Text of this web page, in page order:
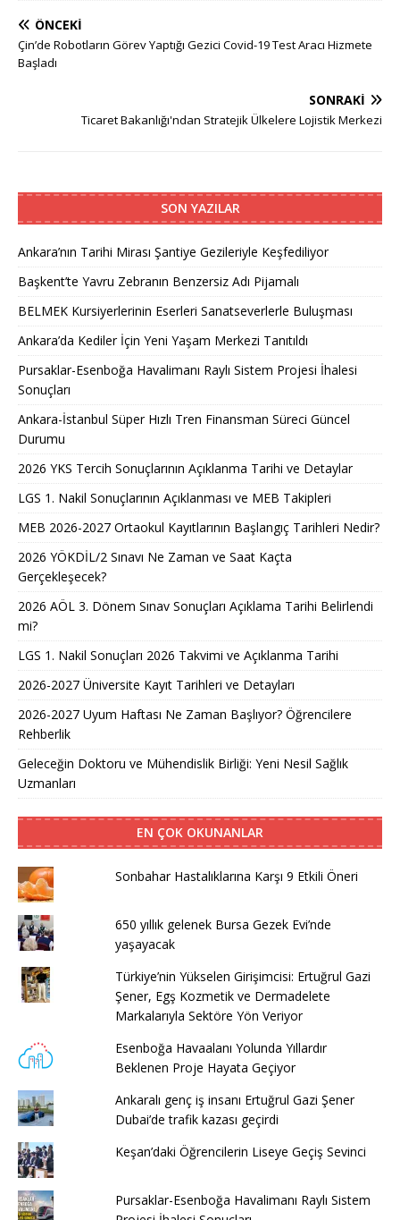
ÖNCEKI
Çin’de Robotların Görev Yaptığı Gezici Covid-19 Test Aracı Hizmete
Başladı
SONRAKI
Ticaret Bakanlığı'ndan Stratejik Ülkelere Lojistik Merkezi
SON YAZILAR
Ankara’nın Tarihi Mirası Şantiye Gezileriyle Keşfediliyor
Başkent’te Yavru Zebranın Benzersiz Adı Pijamalı
BELMEK Kursiyerlerinin Eserleri Sanatseverlerle Buluşması
Ankara’da Kediler İçin Yeni Yaşam Merkezi Tanıtıldı
Pursaklar-Esenboğa Havalimanı Raylı Sistem Projesi İhalesi
Sonuçları
Ankara-İstanbul Süper Hızlı Tren Finansman Süreci Güncel
Durumu
2026 YKS Tercih Sonuçlarının Açıklanma Tarihi ve Detaylar
LGS 1. Nakil Sonuçlarının Açıklanması ve MEB Takipleri
MEB 2026-2027 Ortaokul Kayıtlarının Başlangıç Tarihleri Nedir?
2026 YÖKDİL/2 Sınavı Ne Zaman ve Saat Kaçta
Gerçekleşecek?
2026 AÖL 3. Dönem Sınav Sonuçları Açıklama Tarihi Belirlendi
mi?
LGS 1. Nakil Sonuçları 2026 Takvimi ve Açıklanma Tarihi
2026-2027 Üniversite Kayıt Tarihleri ve Detayları
2026-2027 Uyum Haftası Ne Zaman Başlıyor? Öğrencilere
Rehberlik
Geleceğin Doktoru ve Mühendislik Birliği: Yeni Nesil Sağlık
Uzmanları
EN ÇOK OKUNANLAR
Sonbahar Hastalıklarına Karşı 9 Etkili Öneri
650 yıllık gelenek Bursa Gezek Evi’nde
yaşayacak
Türkiye’nin Yükselen Girişimcisi: Ertuğrul Gazi
Şener, Egş Kozmetik ve Dermadelete
Markalarıyla Sektöre Yön Veriyor
Esenboğa Havaalanı Yolunda Yıllardır
Beklenen Proje Hayata Geçiyor
Ankaralı genç iş insanı Ertuğrul Gazi Şener
Dubai’de trafik kazası geçirdi
Keşan’daki Öğrencilerin Liseye Geçiş Sevinci
Pursaklar-Esenboğa Havalimanı Raylı Sistem